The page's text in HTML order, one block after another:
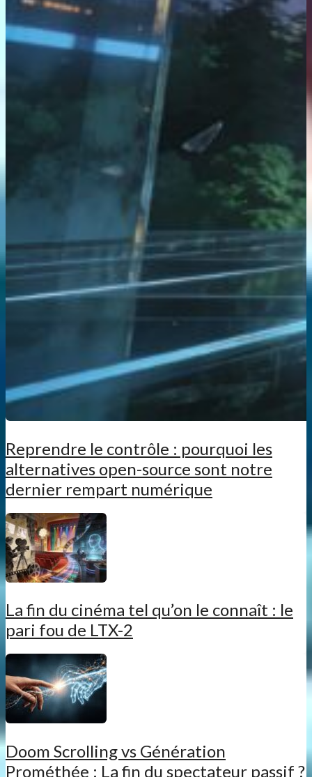
Reprendre le contrôle : pourquoi les
alternatives open-source sont notre
dernier rempart numérique
La fin du cinéma tel qu’on le connaît : le
pari fou de LTX-2
Doom Scrolling vs Génération
Prométhée : La fin du spectateur passif ?